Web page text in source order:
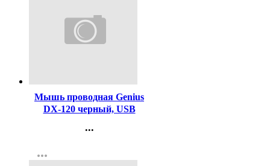
Мышь проводная Genius
DX-120 черный, USB
...
Регистрация
more_horiz